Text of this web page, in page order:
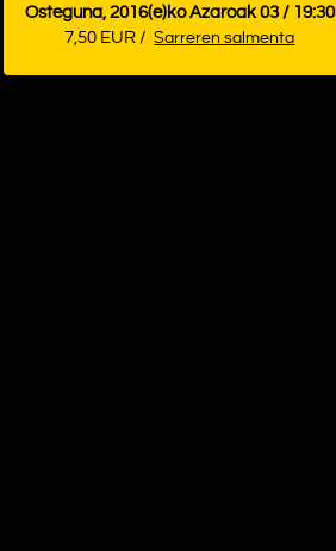
Osteguna, 2016(e)ko Azaroak 03 / 19:30
7,50 EUR / Sarreren salmenta